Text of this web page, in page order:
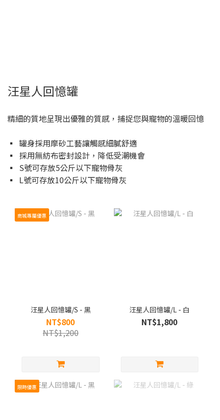
汪星人回憶罐
精細的質地呈現出優雅的質感，捕捉您與寵物的溫暖回憶
▪ 罐身採用摩砂工藝讓觸感細膩舒適
▪ 採用無紡布密封設計，降低受潮機會
▪ S號可存放5公斤以下寵物骨灰
▪ L號可存放10公斤以下寵物骨灰
商城專屬優惠
汪星人回憶罐/S - 黑
NT$800
NT$1,200
汪星人回憶罐/L - 白
NT$1,800
限時優惠